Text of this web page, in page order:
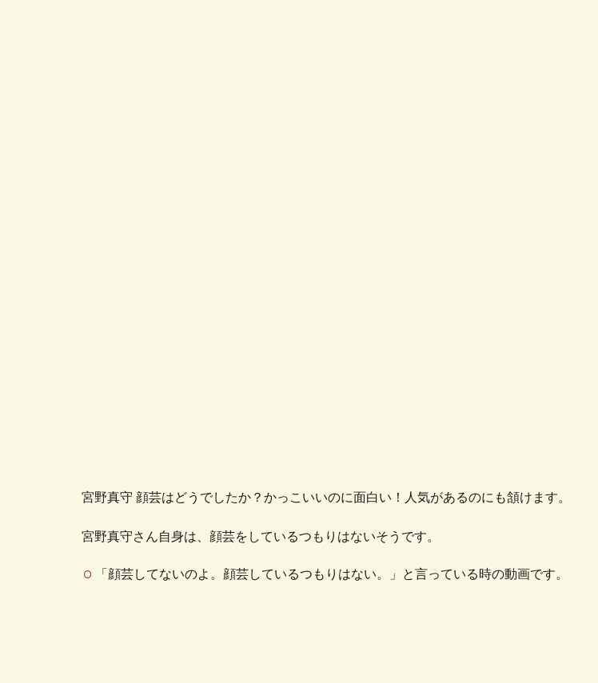
宮野真守 顔芸はどうでしたか？かっこいいのに面白い！人気があるのにも頷けます。
宮野真守さん自身は、顔芸をしているつもりはないそうです。
「顔芸してないのよ。顔芸しているつもりはない。」と言っている時の動画です。